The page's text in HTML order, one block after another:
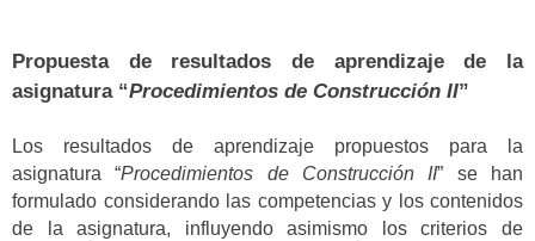
Propuesta de resultados de aprendizaje de la
asignatura “Procedimientos de Construcción II”
Los resultados de aprendizaje propuestos para la
asignatura “Procedimientos de Construcción II” se han
formulado considerando las competencias y los contenidos
de la asignatura, influyendo asimismo los criterios de